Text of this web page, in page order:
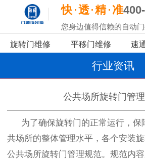
快 透 精 准
您身边值得信赖的自动
旋转门维修 平移门维修 速
行业资讯
公共场所旋转门管
为了确保旋转门的正常运行，保
共场所的整体管理水平，各个安装
公共场所旋转门管理规范。规范内